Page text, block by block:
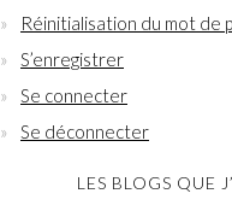
Réinitialisation du mot de
S’enregistrer
Se connecter
Se déconnecter
LES BLOGS QUE